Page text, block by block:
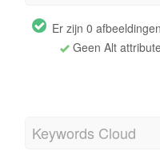
Er zijn 0
Geen Alt
Keywords Cloud